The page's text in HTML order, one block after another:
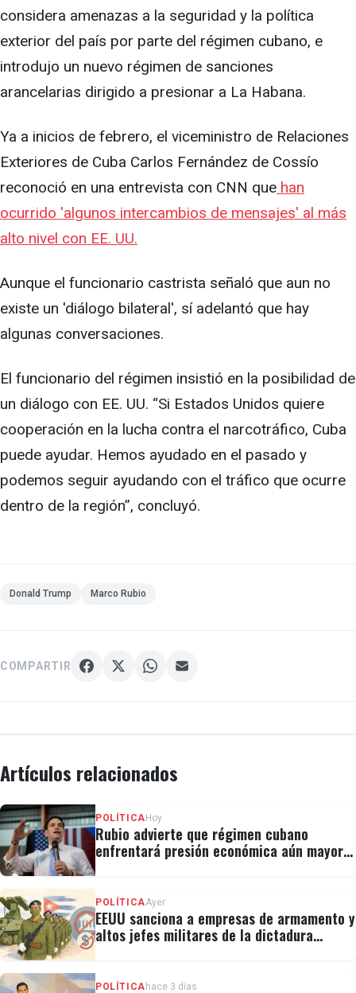
considera amenazas a la seguridad y la política
exterior del país por parte del régimen cubano, e
introdujo un nuevo régimen de sanciones
arancelarias dirigido a presionar a La Habana.
Ya a inicios de febrero, el viceministro de Relaciones
Exteriores de Cuba Carlos Fernández de Cossío
reconoció en una entrevista con CNN que han
ocurrido 'algunos intercambios de mensajes' al más
alto nivel con EE. UU.
Aunque el funcionario castrista señaló que aun no
existe un 'diálogo bilateral', sí adelantó que hay
algunas conversaciones.
El funcionario del régimen insistió en la posibilidad de
un diálogo con EE. UU. “Si Estados Unidos quiere
cooperación en la lucha contra el narcotráfico, Cuba
puede ayudar. Hemos ayudado en el pasado y
podemos seguir ayudando con el tráfico que ocurre
dentro de la región”, concluyó.
Donald Trump Marco Rubio
COMPARTIR
Artículos relacionados
POLÍTICA Hoy
Rubio advierte que régimen cubano
enfrentará presión económica aún mayor:
POLÍTICAAyer
EEUU sanciona a empresas de armamento y
altos jefes militares de la dictadura
POLÍTICA hace 3 días